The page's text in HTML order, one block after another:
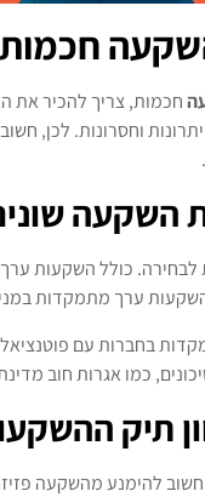
חכמות
חכמות, צריך להכיר את
וחסרונות. לכן,
השקעה
לבחירה. כולל השקעות
ערך מתמקדות
בחברות עם
כמו אגרות חוב
תיק
להימנע מהשקעה